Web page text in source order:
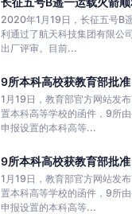
2020年1月19日，长征五号B
利通过了航天科技集团有限公
出厂评审。目前...
9所本科高校获教育部批
1月19日，教育部官方网站发
置本科高等学校的函件，9所
申报设置的本科高等...
9所本科高校获教育部批
1月19日，教育部官方网站发
置本科高等学校的函件，9所
申报设置的本科高等...